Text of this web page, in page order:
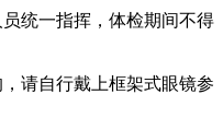
统一指挥，体检期间不得
请自行戴上框架式眼镜参